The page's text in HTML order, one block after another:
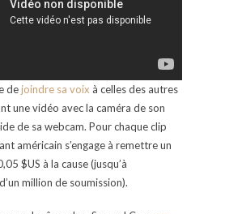
dejoindre sa voix à celles des autres
une vidéo avec la caméra de son
de sa webcam. Pour chaque clip
américain s’engage à remettre un
$US à la cause (jusqu’à
million de soumission).